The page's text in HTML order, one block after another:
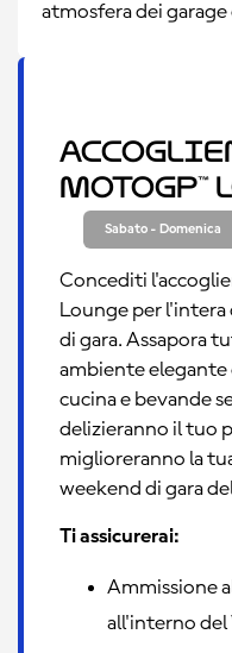
atmosfera dei garage
MotoGP™
Sabato - Domenica
Concediti
Lounge per l'intera
di gara. Assapora
ambiente elegante
cucina e bevande
delizieranno il tuo
miglioreranno la
weekend di gara
Ti assicurerai:
Ammissione
all'interno del